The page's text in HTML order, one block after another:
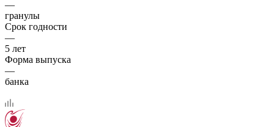
—
гранулы
Срок годности
—
5 лет
Форма выпуска
—
банка